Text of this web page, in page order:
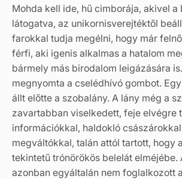
Mohda kell ide, hű cimborája, akivel a
látogatva, az unikornisverejtéktől
farokkal tudja megélni, hogy már
férfi, aki igenis alkalmas a hatalom
bármely más birodalom leigázására
megnyomta a cselédhívó gombot.
állt előtte a szobalány. A lány még a
zavartabban viselkedett, feje elvégre
információkkal, haldokló
megváltókkal, talán attól tartott, hogy
tekintetű trónörökös belelát elméjébe.
azonban egyáltalán nem foglalkozott